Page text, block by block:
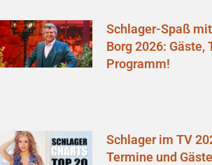
Schlager-Spaß
Borg 2026: Gäste,
Programm!
Schlager im TV
Termine und Gäste